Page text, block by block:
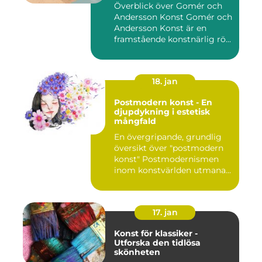
Överblick över Gomér och
Andersson Konst Gomér och
Andersson Konst är en
framstående konstnärlig rö...
18. jan
Postmodern konst - En
djupdykning i estetisk
mångfald
En övergripande, grundlig
översikt över "postmodern
konst" Postmodernismen
inom konstvärlden utmana...
17. jan
Konst för klassiker -
Utforska den tidlösa
skönheten